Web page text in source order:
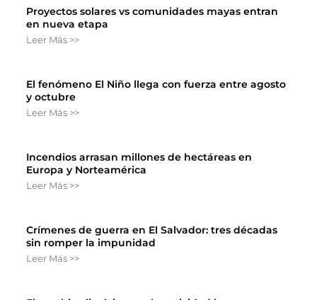
Proyectos solares vs comunidades mayas entran
en nueva etapa
Leer Más >>
El fenómeno El Niño llega con fuerza entre agosto
y octubre
Leer Más >>
Incendios arrasan millones de hectáreas en
Europa y Norteamérica
Leer Más >>
Crímenes de guerra en El Salvador: tres décadas
sin romper la impunidad
Leer Más >>